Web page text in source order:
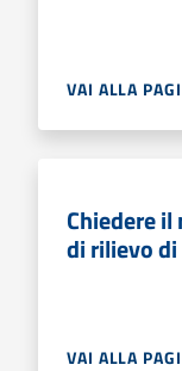
VAI ALLA
Chiedere
di rilievo
VAI ALLA